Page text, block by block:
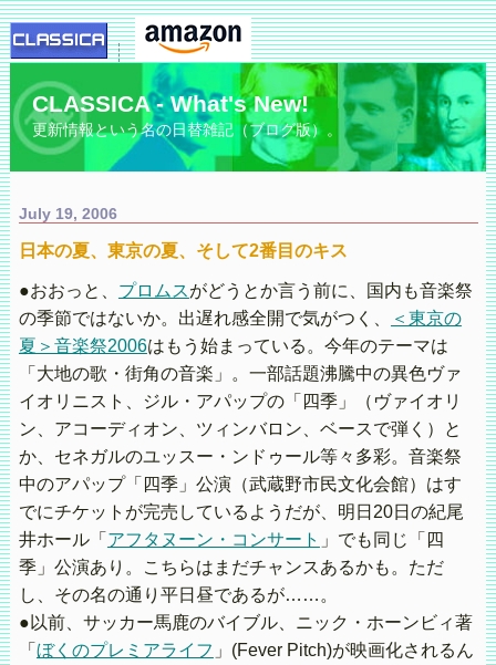
CLASSICA - What's New!
更新情報という名の日替雑記（ブログ版）。
July 19, 2006
日本の夏、東京の夏、そして2番目のキス
●おおっと、 プロムスがどうとか言う前に、国内も音楽祭
の季節ではないか。出遅れ感全開で気がつく、
＜東京の
夏＞音楽祭2006はもう始まっている。今年のテーマは
「大地の歌・街角の音楽」。一部話題沸騰中の異色ヴァ
イオリニスト、ジル・アパップの「四季」（ヴァイオリ
ン、アコーディオン、ツィンバロン、ベースで弾く）と
か、セネガルのユッスー・ンドゥール等々多彩。音楽祭
中のアパップ「四季」公演（武蔵野市民文化会館）はす
でにチケットが完売しているようだが、明日20日の紀尾
井ホール「 アフタヌーン・コンサート 」でも同じ「四
季」公演あり。こちらはまだチャンスあるかも。ただ
し、その名の通り平日昼であるが……。
●以前、サッカー馬鹿のバイブル、ニック・ホーンビィ著
「 ぼくのプレミアライフ 」(Fever Pitch)が映画化されるん